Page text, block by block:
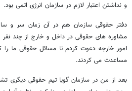
و نداشتن اعتبار لازم در سازمان انرژی اتمی بود.
دفتر حقوقی سازمان هم در آن زمان سر و
مشاوره های حقوقی در داخل و خارج از چند نفر
امور خارجه دعوت کردم تا مسائل حقوقی ما
مساعدت می کردند.
بعد از من در سازمان گویا تیم حقوقی دیگری